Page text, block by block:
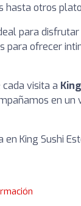
hasta otros
para
para ofrecer
visita a
en un
King Sushi